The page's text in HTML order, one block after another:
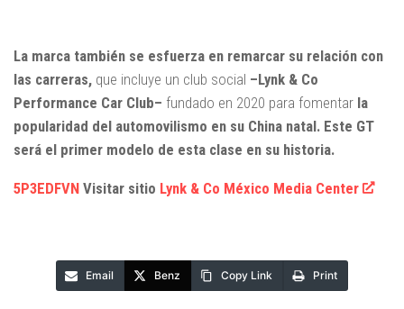
La marca también se esfuerza en remarcar su relación con
las carreras, que incluye un club social –Lynk & Co
Performance Car Club– fundado en 2020 para fomentar la
popularidad del automovilismo en su China natal. Este GT
será el primer modelo de esta clase en su historia.
5P3EDFVN Visitar sitio Lynk & Co México Media Center
Email Benz Copy Link Print